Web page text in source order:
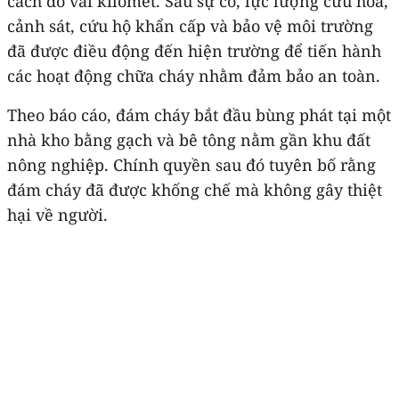
cảnh sát, cứu hộ khẩn cấp và bảo vệ môi trường
đã được điều động đến hiện trường để tiến hành
các hoạt động chữa cháy nhằm đảm bảo an toàn.
Theo báo cáo, đám cháy bắt đầu bùng phát tại một
nhà kho bằng gạch và bê tông nằm gần khu đất
nông nghiệp. Chính quyền sau đó tuyên bố rằng
đám cháy đã được khống chế mà không gây thiệt
hại về người.